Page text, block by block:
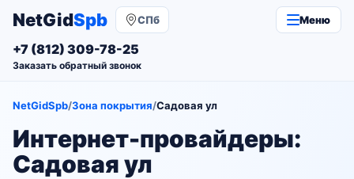
NetGidSpb СПб Меню
+7 (812) 309-78-25
Заказать обратный звонок
NetGidSpb/Зона покрытия/Садовая ул
Интернет-провайдеры:
Садовая ул